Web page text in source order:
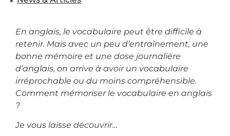
En anglais, le vocabulaire peut être difficile à
retenir. Mais avec un peu d’entraînement, une
bonne mémoire et une dose journalière
d’anglais, on arrive à avoir un vocabulaire
irréprochable ou du moins compréhensible.
Comment mémoriser le vocabulaire en anglais
?
Je vous laisse découvrir…